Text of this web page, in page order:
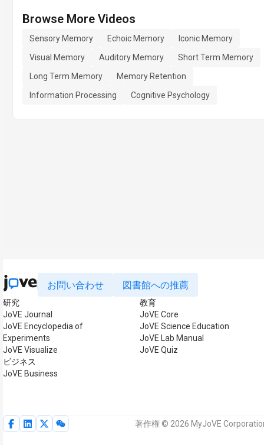
Browse More Videos
Sensory Memory Echoic Memory
Iconic Memory
Visual Memory
Auditory Memory
Short Term Memory
Long Term Memory
Memory Retention
Information Processing
Cognitive Psychology
お問い合わせ 図書館への推薦
研究
JoVE Journal
JoVE Encyclopedia of
Experiments
JoVE Visualize
ビジネス
JoVE Business
教育
JoVE Core
JoVE Science Education
JoVE Lab Manual
JoVE Quiz
著作権 © 2026 MyJoVE